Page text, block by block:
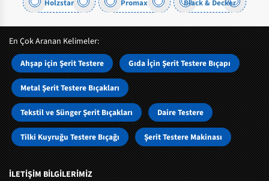
Holzstar Promax Black & Decker
En Çok Aranan Kelimeler:
Ahşap için Şerit Testere Gıda İçin Şerit Testere Bıçapı
Metal Şerit Testere Bıçakları
Tekstil ve Sünger Şerit Bıçakları Daire Testere
Tilki Kuyruğu Testere Bıçağı Şerit Testere Makinası
İLETİŞİM BİLGİLERİMİZ